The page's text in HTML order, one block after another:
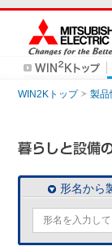
WIN2Kトップ 製品
形名から